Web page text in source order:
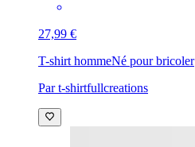
27,99 €
T-shirt hommeNé pour bricoler
Par t-shirtfullcreations